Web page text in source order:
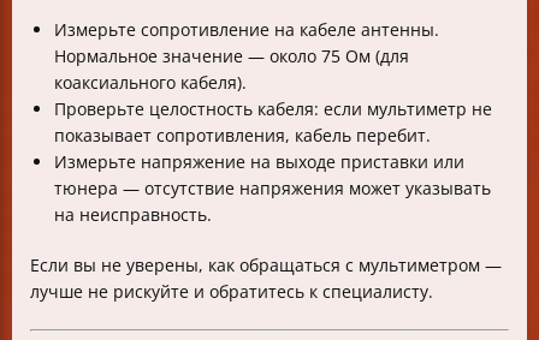
Измерьте сопротивление на кабеле антенны.
Нормальное значение — около 75 Ом (для
коаксиального кабеля).
Проверьте целостность кабеля: если мультиметр не
показывает сопротивления, кабель перебит.
Измерьте напряжение на выходе приставки или
тюнера — отсутствие напряжения может указывать
на неисправность.
Если вы не уверены, как обращаться с мультиметром —
лучше не рискуйте и обратитесь к специалисту.